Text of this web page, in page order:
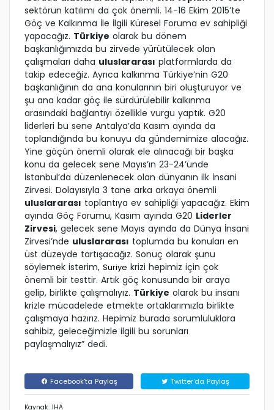
sektörün katılımı da çok önemli. 14-16 Ekim 2015’te
Göç ve Kalkınma İle İlgili Küresel Foruma ev sahipliği
yapacağız. Türkiye olarak bu dönem
başkanlığımızda bu zirvede yürütülecek olan
çalışmaları daha uluslararası platformlarda da
takip edeceğiz. Ayrıca kalkınma Türkiye’nin G20
başkanlığının da ana konularının biri oluşturuyor ve
şu ana kadar göç ile sürdürülebilir kalkınma
arasındaki bağlantıyı özellikle vurgu yaptık. G20
liderleri bu sene Antalya’da Kasım ayında da
toplandığında bu konuyu da gündemimize alacağız.
Yine göçün önemli olarak ele alınacağı bir başka
konu da gelecek sene Mayıs’ın 23-24’ünde
İstanbul’da düzenlenecek olan dünyanın ilk İnsani
Zirvesi. Dolayısıyla 3 tane arka arkaya önemli
uluslararası toplantıya ev sahipliği yapacağız. Ekim
ayında Göç Forumu, Kasım ayında G20 Liderler
Zirvesi, gelecek sene Mayıs ayında da Dünya İnsani
Zirvesi’nde uluslararası toplumda bu konuları en
üst düzeyde tartışacağız. Sonuç olarak şunu
söylemek isterim, Suriye krizi hepimiz için çok
önemli bir testtir. Artık göç konusunda bir araya
gelip, birlikte çalışmalıyız. Türkiye olarak bu insanı
krizle mücadelede etmekte ortaklarımızla birlikte
çalışmaya hazırız. Hepimiz burada sorumluluklara
sahibiz, geleceğimizle ilgili bu sorunları
paylaşmalıyız” dedi.
Facebook'ta Paylaş Twitter'da Paylaş
Kaynak: İHA